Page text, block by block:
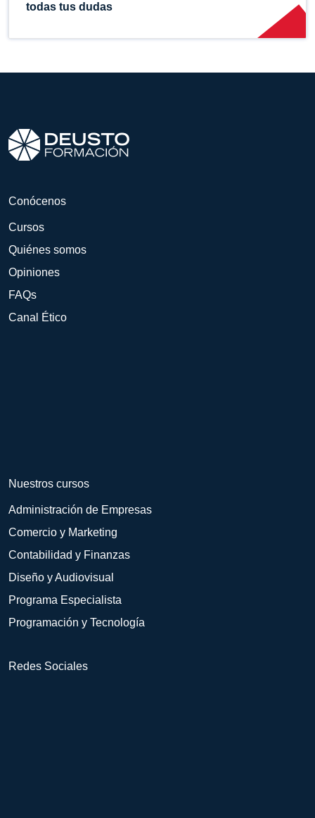
todas tus dudas
Conócenos
Cursos
Quiénes somos
Opiniones
FAQs
Canal Ético
Nuestros cursos
Administración de Empresas
Comercio y Marketing
Contabilidad y Finanzas
Diseño y Audiovisual
Programa Especialista
Programación y Tecnología
Redes Sociales